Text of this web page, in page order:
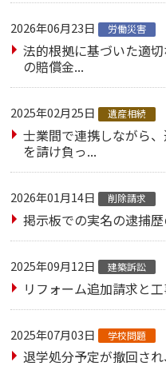
2026年06月23日 労働災害
法的根拠に基づいた適
の賠償金...
2025年02月25日 遺産相続
士業間で連携しながら
を請け負っ...
2026年01月14日 削除請求
掲示板での実名の逮捕
2025年09月12日 建築訴訟
リフォーム追加請求と
2025年07月03日 学校問題
退学処分予定が撤回さ